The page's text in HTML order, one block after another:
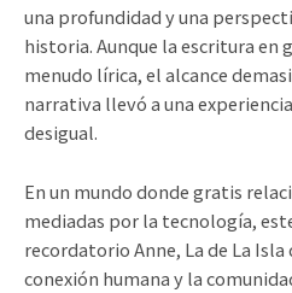
una profundidad y una
historia. Aunque la escritura en
menudo lírica, el alcance
narrativa llevó a una
desigual.
En un mundo donde gratis
mediadas por la tecnología,
recordatorio Anne, La de La
conexión humana y la